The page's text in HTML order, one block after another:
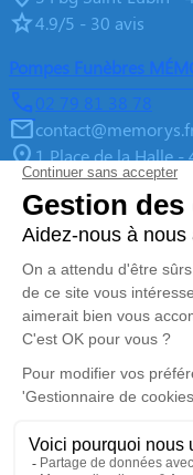
4.9/5 - 30 avis
Pompes Funèbres
02 79 81 38 78
1 Place de la Halle
4.9/5 - 10 avis
Pompes Funèbres
02 55 02 46 67
contact@memorys.fr
3 Boulevard de
5/5 - 81 avis
Nos Services
Organiser des
Démarches Post